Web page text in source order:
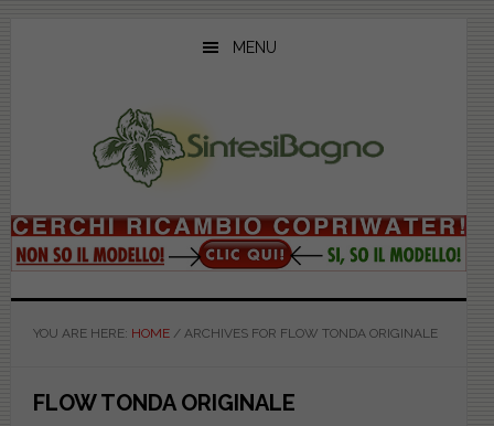
MENU
YOU ARE HERE: HOME /ARCHIVES FOR FLOW TONDA ORIGINALE
FLOW TONDA ORIGINALE